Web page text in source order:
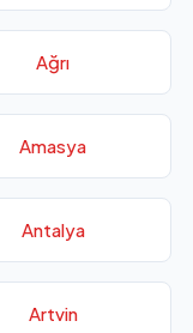
Ağrı
Amasya
Antalya
Artvin